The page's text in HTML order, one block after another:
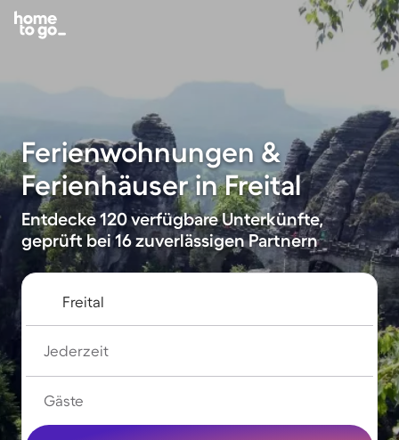
Ferienwohnungen &
Ferienhäuser in Freital
Entdecke 120 verfügbare Unterkünfte,
geprüft bei 16 zuverlässigen Partnern
Jederzeit
Gäste